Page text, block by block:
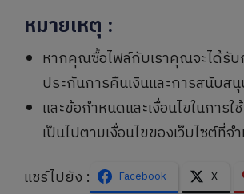
หมายเหตุ :
หากคุณซื้อไฟล์กับเราคุณจะได้รับ
ประกันการคืนเงินและการสนับส
และข้อกำหนดและเงื่อนไขในการ
เป็นไปตามเงื่อนไขของเว็บไซต์ที่จ
แชร์ไปยัง :
Facebook X